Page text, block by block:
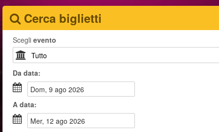
Cerca biglietti
Scegli evento
Da data:
dom, 9 ago 2026
A data:
mer, 12 ago 2026